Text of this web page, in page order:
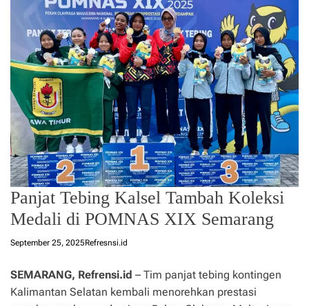
Panjat Tebing Kalsel Tambah Koleksi
Medali di POMNAS XIX Semarang
September 25, 2025Refresnsi.id
SEMARANG, Refrensi.id – Tim panjat tebing kontingen
Kalimantan Selatan kembali menorehkan prestasi